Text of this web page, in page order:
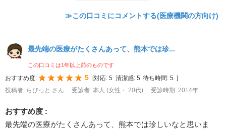
≫この口コミにコメントする(医療機関の方向け)
最先端の医療がたくさんあって、熊本では珍...
この口コミは1年以上前のものです
おすすめ度: 5 [対応: 5 清潔感: 5 待ち時間: 5 ]
投稿者: らびっと さん
受診者: 本人 (女性・ 20代) 受診時期: 2014年
おすすめ度 :
最先端の医療がたくさんあって、熊本では珍しいなと思いま